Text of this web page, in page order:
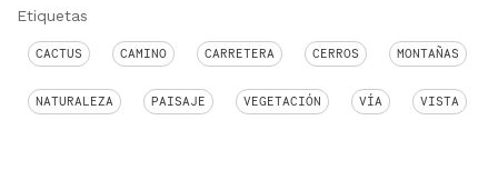
Etiquetas
CACTUS CAMINO CARRETERA CERROS MONTAÑAS
NATURALEZA PAISAJE VEGETACIÓN VÍA VISTA